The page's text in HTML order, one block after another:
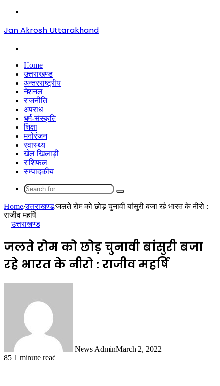
Jan Akrosh Uttarakhand
Home
उत्तराखण्ड
अन्तरराष्ट्रीय
नेशनल
राजनीति
अपराध
धर्म-संस्कृति
शिक्षा
मनोरंजन
स्वास्थ्य
खेल खिलाड़ी
राशिफल
सम्पादकीय
Search
for
Home/उत्तराखण्ड/जलते रोम को छोड़ चुनावी बांसुरी बजा रहे भारत के नीरो :
राजीव महर्षि
उत्तराखण्ड
जलते रोम को छोड़ चुनावी बांसुरी बजा
रहे भारत के नीरो : राजीव महर्षि
News AdminMarch 2, 2022
85 1 minute read